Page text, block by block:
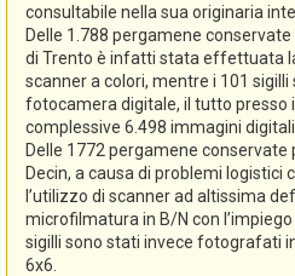
consultabile nella sua originaria
Delle 1.788 pergamene
di Trento è infatti stata effettuata
scanner a colori, mentre i 101
fotocamera digitale, il tutto presso
complessive 6.498 immagini digitali.
Delle 1772 pergamene conservate
Decin, a causa di problemi logistici
l’utilizzo di scanner ad altissima
microfilmatura in B/N con
sigilli sono stati invece fotografati
6x6.